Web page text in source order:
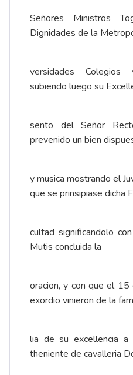
Señores Ministros
Dignidades de la
versidades Colegios
subiendo luego su
sento del Señor
prevenido un bien
y musica mostrando el
que se prinsipiase dicha
cultad significandolo
Mutis concluida la
oracion, y con que el
exordio vinieron de la
lia de su excellencia a
theniente de cavalleria